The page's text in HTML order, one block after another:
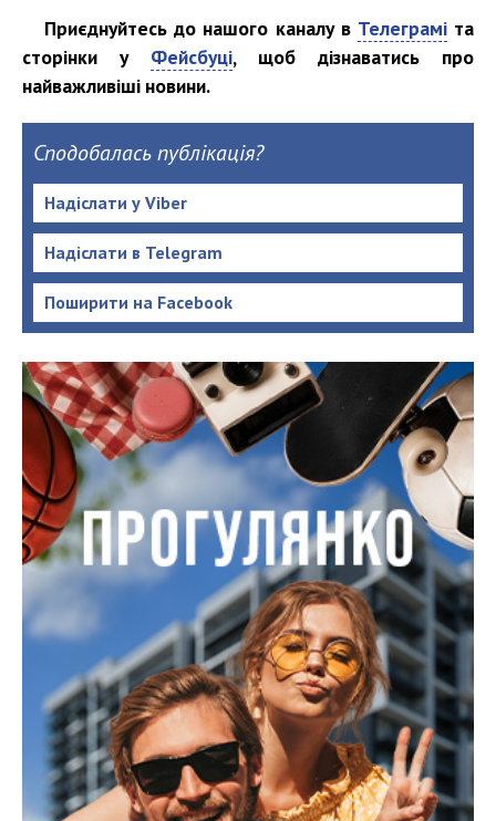
Приєднуйтесь до нашого каналу в Телеграміта
сторінки у Фейсбуці, щоб дізнаватись про
найважливіші новини.
Сподобалась публікація?
Надіслати у Viber
Надіслати в Telegram
Поширити на Facebook